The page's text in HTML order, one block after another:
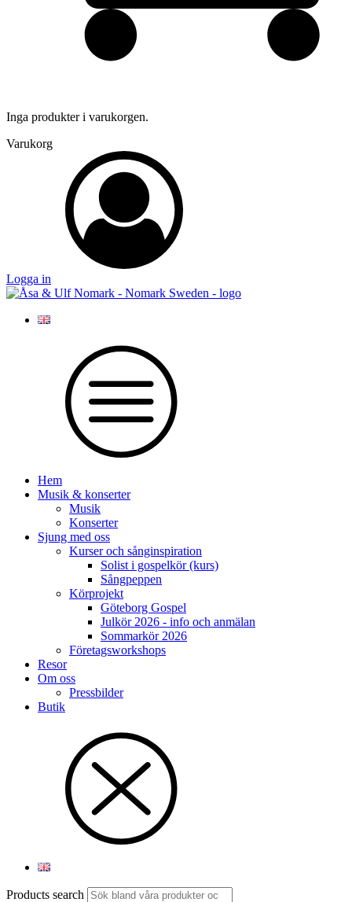
Inga produkter i varukorgen.
Varukorg
Logga in
Hem
Musik & konserter
Musik
Konserter
Sjung med oss
Kurser och sånginspiration
Solist i gospelkör (kurs)
Sångpeppen
Körprojekt
Göteborg Gospel
Julkör 2026 - info och anmälan
Sommarkör 2026
Företagsworkshops
Resor
Om oss
Pressbilder
Butik
Products search